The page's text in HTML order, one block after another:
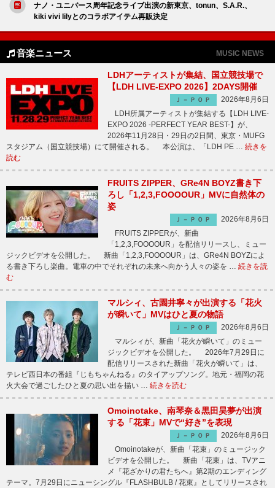
ナノ・ユニバース周年記念ライブ出演の新東京、tonun、S.A.R.、
kiki vivi lilyとのコラボアイテム再販決定
音楽ニュース MUSIC NEWS
LDHアーティストが集結、国立競技場で
【LDH LIVE-EXPO 2026】2DAYS開催
Ｊ－ＰＯＰ
2026年8月6日
LDH所属アーティストが集結する【LDH LIVE-
EXPO 2026 -PERFECT YEAR BEST-】が、
2026年11月28日・29日の2日間、東京・MUFG
スタジアム（国立競技場）にて開催される。 本公演は、「LDH PE … 続きを
読む
FRUITS ZIPPER、GRe4N BOYZ書き下
ろし「1,2,3,FOOOOUR」MVに自然体の
姿
Ｊ－ＰＯＰ
2026年8月6日
FRUITS ZIPPERが、新曲
「1,2,3,FOOOOUR」を配信リリースし、ミュー
ジックビデオを公開した。 新曲「1,2,3,FOOOOUR」は、GRe4N BOYZによ
る書き下ろし楽曲。電車の中でそれぞれの未来へ向かう人々の姿を … 続きを読
む
マルシィ、古園井寧々が出演する「花火
が瞬いて」MVはひと夏の物語
Ｊ－ＰＯＰ
2026年8月6日
マルシィが、新曲「花火が瞬いて」のミュー
ジックビデオを公開した。 2026年7月29日に
配信リリースされた新曲「花火が瞬いて」は、
テレビ西日本の番組『じもちゃんねる』のタイアップソング。地元・福岡の花
火大会で過ごしたひと夏の思い出を描い … 続きを読む
Omoinotake、南琴奈＆黒田昊夢が出演
する「花束」MVで“好き”を表現
Ｊ－ＰＯＰ
2026年8月6日
Omoinotakeが、新曲「花束」のミュージック
ビデオを公開した。 新曲「花束」は、TVアニ
メ『花ざかりの君たちへ』第2期のエンディング
テーマ。7月29日にニューシングル『FLASHBULB / 花束』としてリリースされ